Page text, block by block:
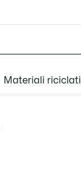
Materiali riciclati